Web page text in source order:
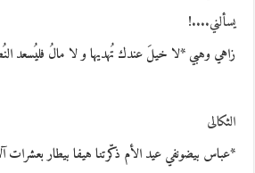
يسألني....!
زاهي وهبي *لا خيلَ عندك تُهديها و لا مالُ فليُسعد
الثكالى
*عباس بيضونفي عيد الأم ذكّرتنا هيفا بيطار